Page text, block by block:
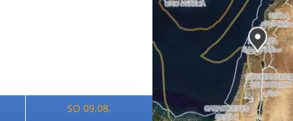
SO 09.08.